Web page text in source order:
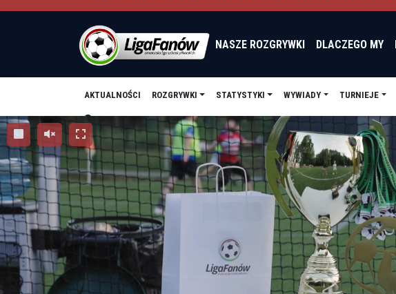
NASZE ROZGRYWKI DLACZEGO MY
AKTUALNOŚCI ROZGRYWKI STATYSTYKI WYWIADY TURNIEJE